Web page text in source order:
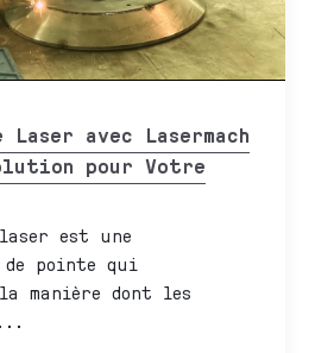
Laser avec Lasermach
pour Votre
laser est une
de pointe qui
manière dont les